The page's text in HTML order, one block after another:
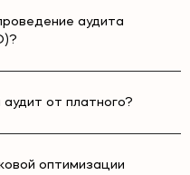
аудита
от платного?
оптимизации